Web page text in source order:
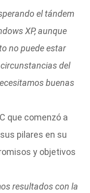
el tándem
XP, aunque
no puede estar
del
buenas
que comenzó a
pilares en su
y objetivos
resultados con la